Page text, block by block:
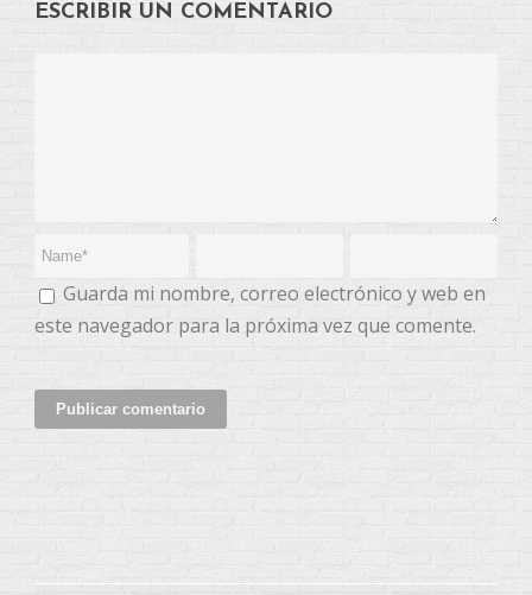
ESCRIBIR UN COMENTARIO
Guarda mi nombre, correo electrónico y web en
este navegador para la próxima vez que comente.